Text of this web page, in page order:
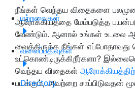
மற்றவைகள்
வலைப்பதிவுகள்
Directory
நீங்கள் வெந்தய விதைகளை பலமுறை
ஆரோக்கியத்தை மேம்படுத்த
வேண்டும். ஆனால் உங்கள் உடலை
வைத்திருக்க நீங்கள்
உட்கொண்டிருக்கிறீர்களா?
வெந்தய விதைகள்
பயக்கும், அவற்றை சாப்பிடுவதன்